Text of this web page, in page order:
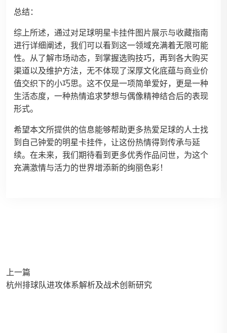
总结：
综上所述，通过对足球明星卡挂件图片展示与收藏指南
进行详细阐述，我们可以看到这一领域充满着无限可能
性。从了解市场动态，到掌握选购技巧，再到各大购买
渠道以及维护方法，无不体现了深厚文化底蕴与商业价
值交织下的小巧思。这不仅是一项简单爱好，更是一种
生活态度，一种热情追求梦想与偶像精神结合后的表现
形式。
希望本文所提供的信息能够帮助更多热爱足球的人士找
到自己钟爱的明星卡挂件，让这份热情得到传承与延
续。在未来，我们期待看到更多优秀作品问世，为这个
充满激情与活力的世界增添新的绚丽色彩！
上一篇
杭州排球队进攻体系解析及战术创新研究